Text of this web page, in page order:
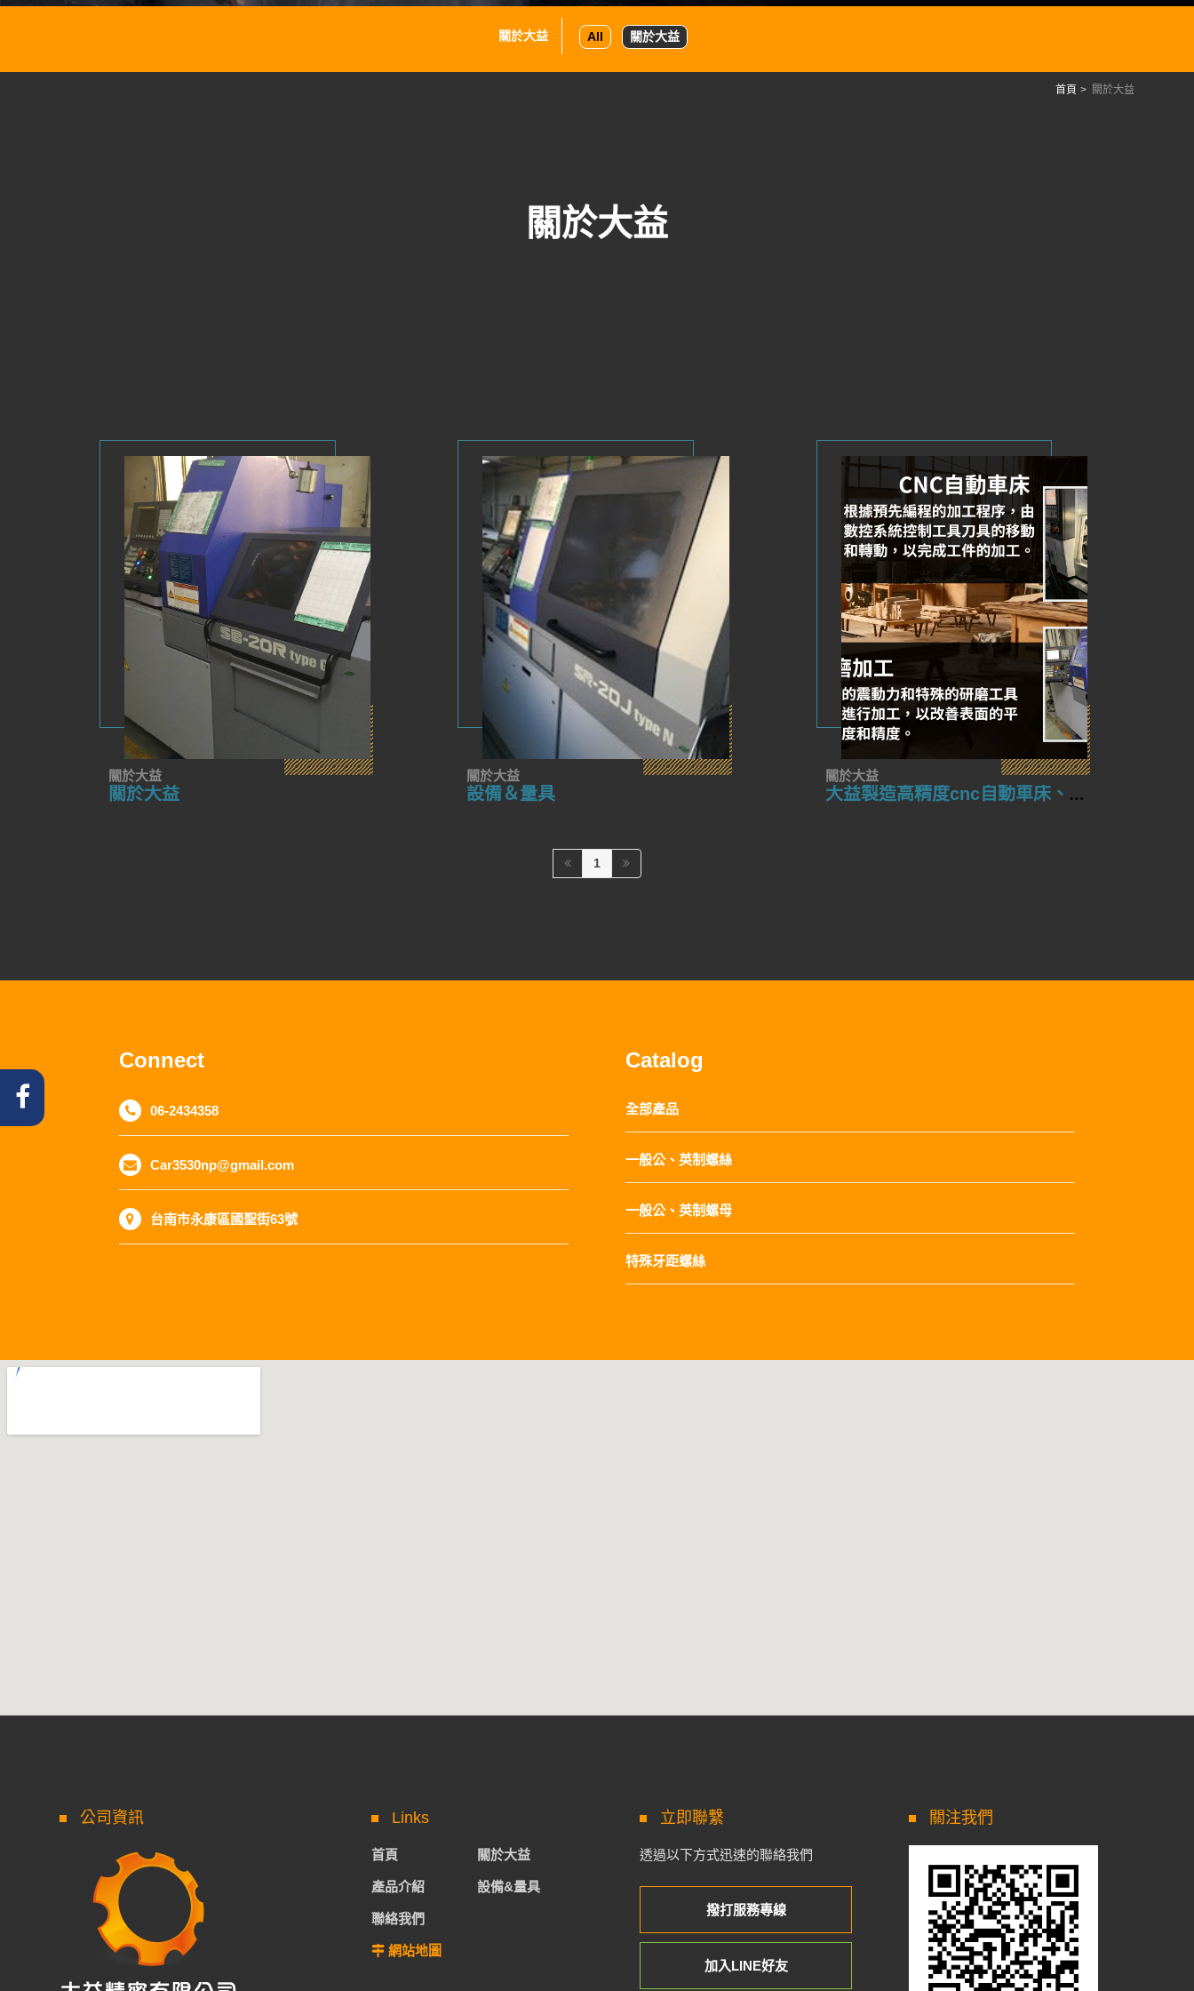
關於大益 All 關於大益
首頁 關於大益
關於大益
關於大益
關於大益
關於大益
設備＆量具
關於大益
大益製造高精度cnc自動車床、震動研磨開啟工業新世代
1
Connect
06-2434358
Car3530np@gmail.com
台南市永康區國聖街63號
Catalog
全部產品
一般公、英制螺絲
一般公、英制螺母
特殊牙距螺絲
公司資訊 Links
首頁 關於大益
產品介紹 設備&量具
聯絡我們
網站地圖
立即聯繫
透過以下方式迅速的聯絡我們
撥打服務專線
加入LINE好友
關注我們